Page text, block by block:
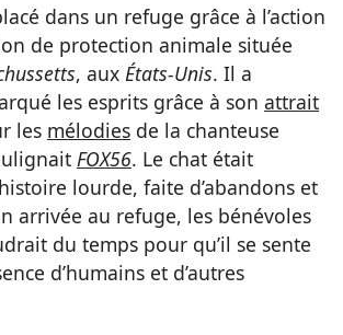
dans un refuge grâce à l’action
de protection animale située
, aux États-Unis. Il a
les esprits grâce à son attrait
les mélodies de la chanteuse
FOX56. Le chat était
lourde, faite d’abandons et
arrivée au refuge, les bénévoles
du temps pour qu’il se sente
d’humains et d’autres